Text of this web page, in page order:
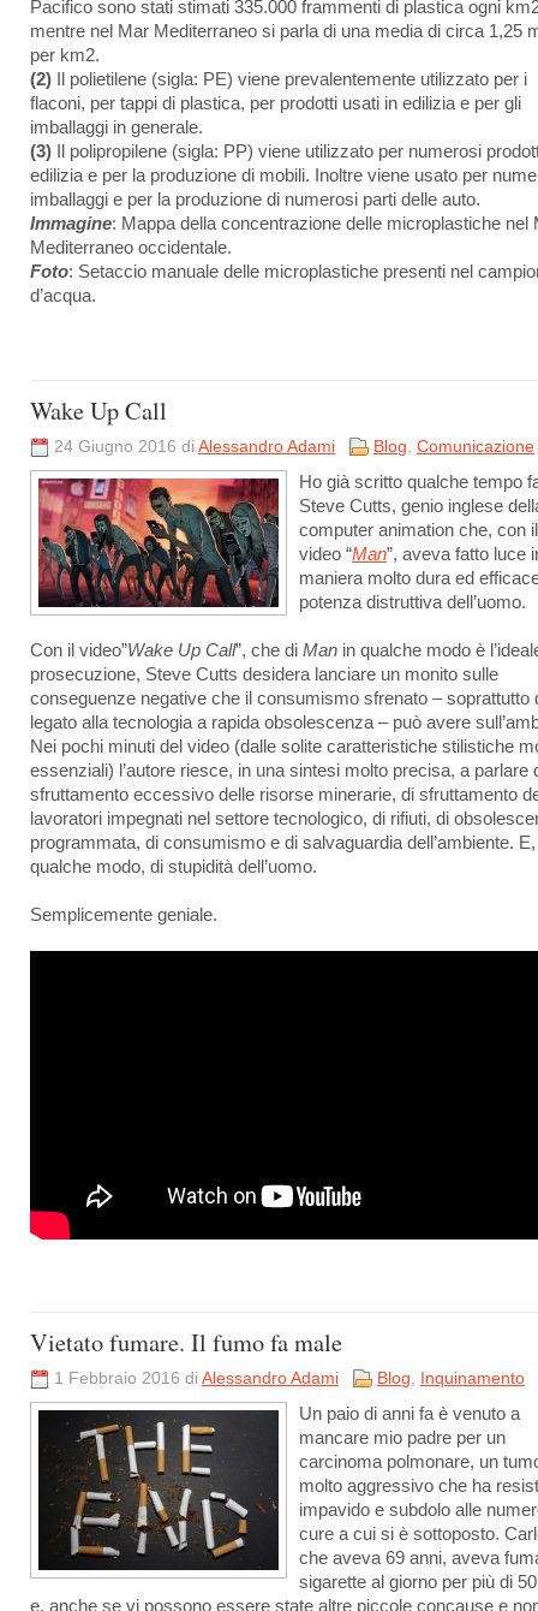
Pacifico sono stati stimati 335.000 frammenti di plastica ogni
mentre nel Mar Mediterraneo si parla di una media di circa 1,25
per km2.
(2) Il polietilene (sigla: PE) viene prevalentemente utilizzato per i
flaconi, per tappi di plastica, per prodotti usati in edilizia e per gli
imballaggi in generale.
(3) Il polipropilene (sigla: PP) viene utilizzato per numerosi
edilizia e per la produzione di mobili. Inoltre viene usato per
imballaggi e per la produzione di numerosi parti delle auto.
Immagine: Mappa della concentrazione delle microplastiche nel
Mediterraneo occidentale.
Foto: Setaccio manuale delle microplastiche presenti nel
d’acqua.
Wake Up Call
24 Giugno 2016 di Alessandro Adami Blog, Comunicazione
Ho già scritto qualche tempo
Steve Cutts, genio inglese
computer animation che, con il
video “Man”, aveva fatto luce
maniera molto dura ed
potenza distruttiva dell’uomo.
Con il video”Wake Up Call”, che di Man in qualche modo è
prosecuzione, Steve Cutts desidera lanciare un monito sulle
conseguenze negative che il consumismo sfrenato – soprattutto
legato alla tecnologia a rapida obsolescenza – può avere
Nei pochi minuti del video (dalle solite caratteristiche stilistiche
essenziali) l’autore riesce, in una sintesi molto precisa, a parlare
sfruttamento eccessivo delle risorse minerarie, di sfruttamento
lavoratori impegnati nel settore tecnologico, di rifiuti, di
programmata, di consumismo e di salvaguardia dell’ambiente.
qualche modo, di stupidità dell’uomo.
Semplicemente geniale.
Vietato fumare. Il fumo fa male
1 Febbraio 2016 di Alessandro Adami Blog, Inquinamento
Un paio di anni fa è venuto a
mancare mio padre per un
carcinoma polmonare, un
molto aggressivo che ha
impavido e subdolo alle
cure a cui si è sottoposto.
che aveva 69 anni, aveva
sigarette al giorno per più di
e, anche se vi possono essere state altre piccole concause e